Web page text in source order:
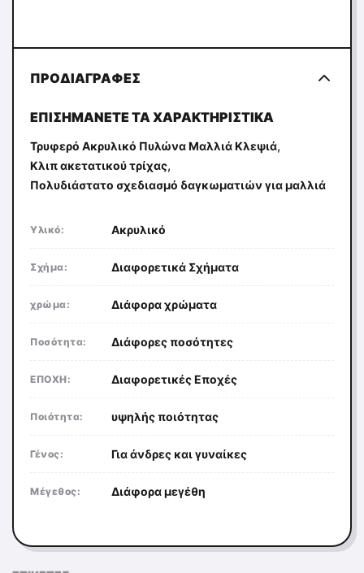
ΠΡΟΔΙΑΓΡΑΦΈΣ
ΕΠΙΣΗΜΆΝΕΤΕ ΤΑ ΧΑΡΑΚΤΗΡΙΣΤΙΚΆ
Τρυφερό Ακρυλικό Πυλώνα Μαλλιά Κλεψιά,
Κλιπ ακετατικού τρίχας,
Πολυδιάστατο σχεδιασμό δαγκωματιών για μαλλιά
Υλικό: Ακρυλικό
Σχήμα: Διαφορετικά Σχήματα
χρώμα: Διάφορα χρώματα
Ποσότητα: Διάφορες ποσότητες
ΕΠΟΧΗ: Διαφορετικές Εποχές
Ποιότητα: υψηλής ποιότητας
Γένος: Για άνδρες και γυναίκες
Μέγεθος: Διάφορα μεγέθη